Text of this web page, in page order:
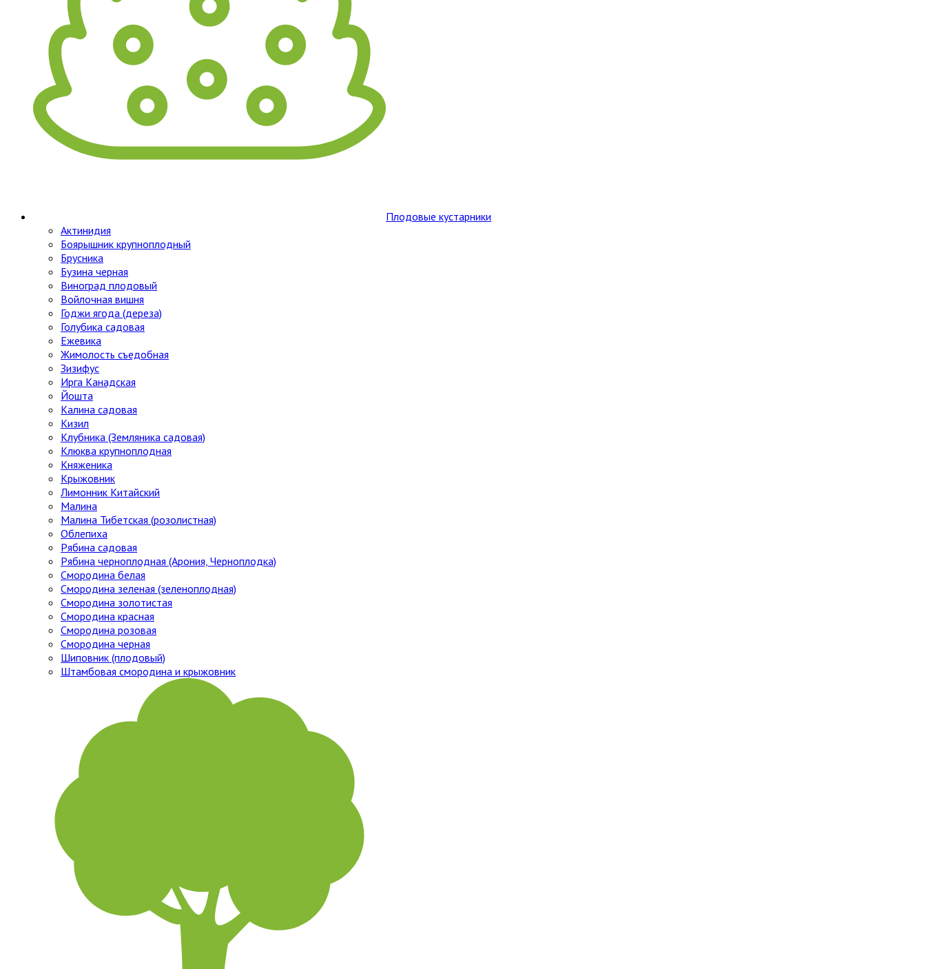
Плодовые кустарники
Актинидия
Боярышник крупноплодный
Брусника
Бузина черная
Виноград плодовый
Войлочная вишня
Годжи ягода (дереза)
Голубика садовая
Ежевика
Жимолость съедобная
Зизифус
Ирга Канадская
Йошта
Калина садовая
Кизил
Клубника (Земляника садовая)
Клюква крупноплодная
Княженика
Крыжовник
Лимонник Китайский
Малина
Малина Тибетская (розолистная)
Облепиха
Рябина садовая
Рябина черноплодная (Арония, Черноплодка)
Смородина белая
Смородина зеленая (зеленоплодная)
Смородина золотистая
Смородина красная
Смородина розовая
Смородина черная
Шиповник (плодовый)
Штамбовая смородина и крыжовник